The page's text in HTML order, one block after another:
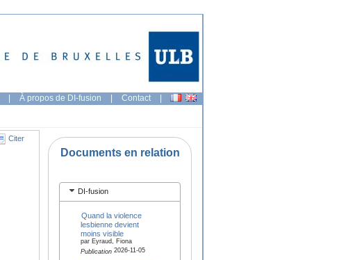
| À propos de DI-fusion | Contact |
Citer
Documents en relation
DI-fusion
Quand la violence
lesbienne devient
moins visible
par Eyraud, Fiona
Publication2026-11-05